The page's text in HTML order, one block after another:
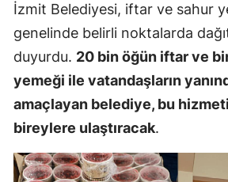
İzmit Belediyesi, iftar ve sahur
genelinde belirli noktalarda
duyurdu. 20 bin öğün iftar ve
yemeği ile vatandaşların
amaçlayan belediye, bu
bireylere ulaştıracak.